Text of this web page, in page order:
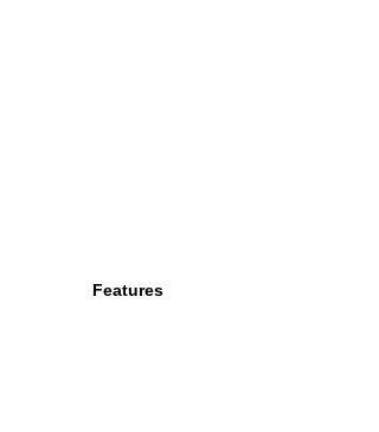
Features